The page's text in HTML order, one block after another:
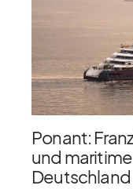
Ponant:
und
Deutschland